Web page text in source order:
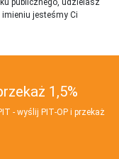
jesteśmy Ci
1,5%
- wyślij PIT‑OP i przekaż